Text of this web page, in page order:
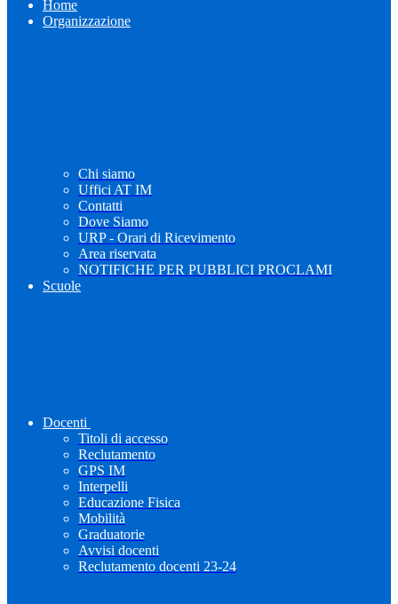
Home
Organizzazione
Chi siamo
Uffici AT IM
Contatti
Dove Siamo
URP - Orari di Ricevimento
Area riservata
NOTIFICHE PER PUBBLICI PROCLAMI
Scuole
Docenti
Titoli di accesso
Reclutamento
GPS IM
Interpelli
Educazione Fisica
Mobilità
Graduatorie
Avvisi docenti
Reclutamento docenti 23-24